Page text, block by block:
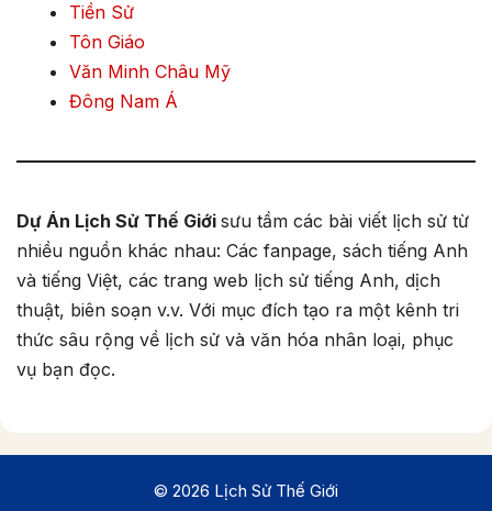
Tiền Sử
Tôn Giáo
Văn Minh Châu Mỹ
Đông Nam Á
Dự Án Lịch Sử Thế Giới sưu tầm các bài viết lịch sử từ
nhiều nguồn khác nhau: Các fanpage, sách tiếng Anh
và tiếng Việt, các trang web lịch sử tiếng Anh, dịch
thuật, biên soạn v.v. Với mục đích tạo ra một kênh tri
thức sâu rộng về lịch sử và văn hóa nhân loại, phục
vụ bạn đọc.
© 2026 Lịch Sử Thế Giới